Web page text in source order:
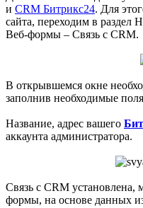
и CRM Битрикс24. Для
сайта, переходим в раздел
Веб-формы – Связь с CRM.
В открывшемся окне
заполнив необходимые
Название, адрес вашего
аккаунта администратора.
Связь с CRM
формы, на основе данных